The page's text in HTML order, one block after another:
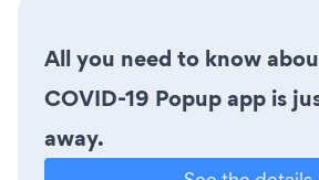
All you need to know
COVID-19 Popup app is
away.